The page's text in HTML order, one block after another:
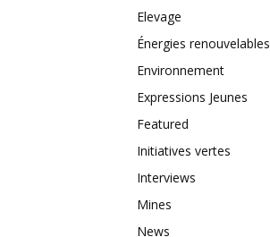
Elevage
Énergies renouvelables
Environnement
Expressions Jeunes
Featured
Initiatives vertes
Interviews
Mines
News